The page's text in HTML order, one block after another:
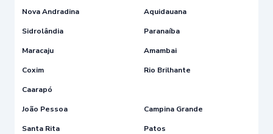
Nova Andradina
Aquidauana
Sidrolândia
Paranaíba
Maracaju
Amambai
Coxim
Rio Brilhante
Caarapó
João Pessoa
Campina Grande
Santa Rita
Patos